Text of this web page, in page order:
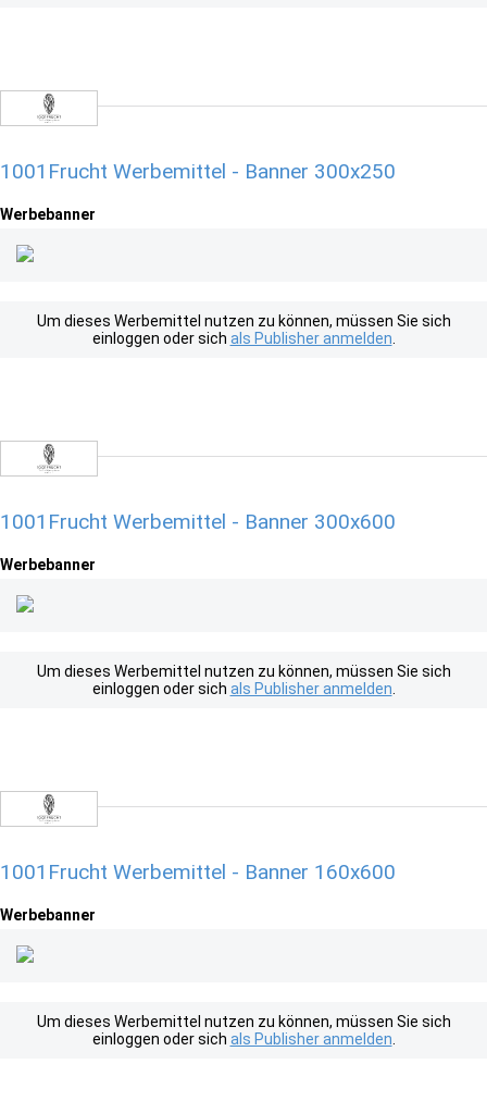
1001Frucht Werbemittel - Banner 300x250
Werbebanner
Um dieses Werbemittel nutzen zu können, müssen Sie sich
einloggen oder sich als Publisher anmelden
1001Frucht Werbemittel - Banner 300x600
Werbebanner
Um dieses Werbemittel nutzen zu können, müssen Sie sich
einloggen oder sich als Publisher anmelden
1001Frucht Werbemittel - Banner 160x600
Werbebanner
Um dieses Werbemittel nutzen zu können, müssen Sie sich
einloggen oder sich als Publisher anmelden